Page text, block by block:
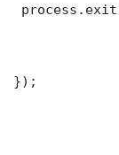
});